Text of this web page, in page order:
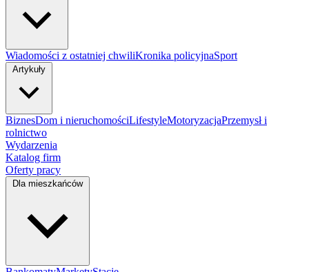
Wiadomości z ostatniej chwiliKronika policyjnaSport
Artykuły
BiznesDom i nieruchomościLifestyleMotoryzacjaPrzemysł i
rolnictwo
Wydarzenia
Katalog firm
Oferty pracy
Dla mieszkańców